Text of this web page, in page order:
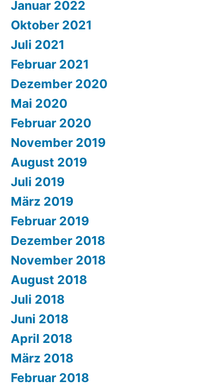
Januar 2022
Oktober 2021
Juli 2021
Februar 2021
Dezember 2020
Mai 2020
Februar 2020
November 2019
August 2019
Juli 2019
März 2019
Februar 2019
Dezember 2018
November 2018
August 2018
Juli 2018
Juni 2018
April 2018
März 2018
Februar 2018